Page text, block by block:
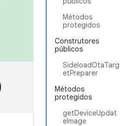
Métodos
protegidos
Construtores
públicos
SideloadOtaTarg
etPreparer
Métodos
protegidos
getDeviceUpdat
eImage